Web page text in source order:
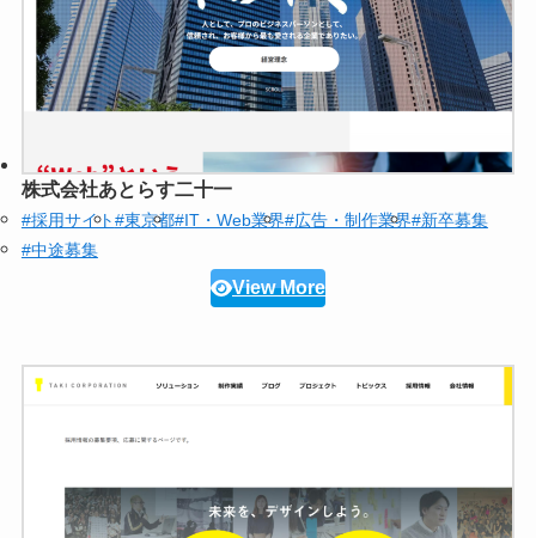
株式会社あとらす二十一
#採用サイト#東京都#IT・Web業界#広告・制作業界#新卒募集
#中途募集
View More